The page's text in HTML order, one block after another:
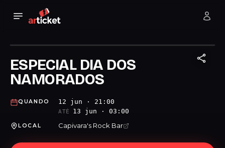
ESPECIAL DIA DOS
NAMORADOS
QUANDO 12 jun · 21:00
ATÉ 13 jun · 03:00
LOCAL Capivara's Rock Bar